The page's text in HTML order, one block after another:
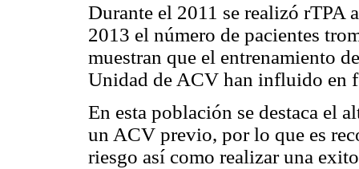
Durante el 2011 se realizó rTPA
2013 el número de pacientes
muestran que el entrenamiento
Unidad de ACV han influido en
En esta población se destaca el
un ACV previo, por lo que es
riesgo así como realizar una